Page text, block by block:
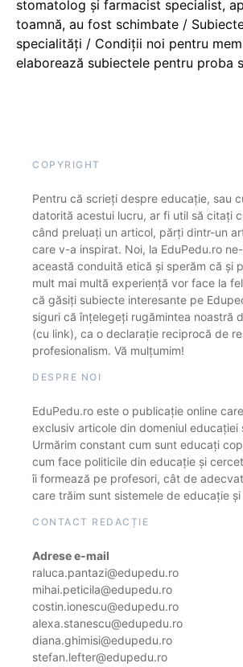
stomatolog și farmacist specialist,
toamnă, au fost schimbate /
specialități / Condiții noi pentru
elaborează subiectele pentru proba
COPYRIGHT
Pentru că scrieți despre educație, sau
datorită acestui lucru, ar fi util să citați
când preluați un articol, părți dintr-un
care v-a inspirat. Noi, la EduPedu.ro
această conduită etică și sperăm că și
mult mai multă experiență vor face la
că găsiți subiecte interesante pe
siguri că înțelegeți rugămintea noastră
(cu link), ca o declarație reciprocă de
profesionalism. Vă mulțumim!
DESPRE NOI
EduPedu.ro este o publicație online
exclusiv articole din domeniul educației
Urmărim constant cum sunt educați
cum face politicile din educație și
îi formează pe profesori, cât de
care trăim sunt sistemele de educație
CONTACT REDACȚIE
Adrese e-mail
raluca.pantazi@edupedu.ro
mihai.peticila@edupedu.ro
costin.ionescu@edupedu.ro
alexa.stanescu@edupedu.ro
diana.ghimisi@edupedu.ro
stefan.lefter@edupedu.ro